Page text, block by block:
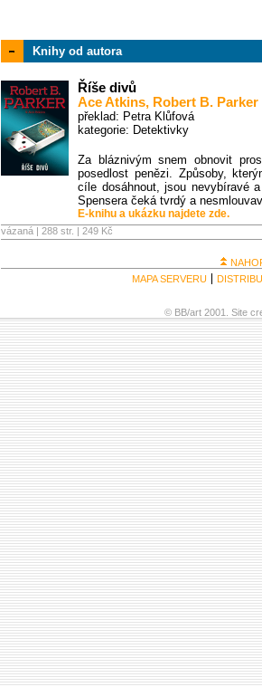
Knihy od autora
Říše divů
Ace Atkins, Robert B. Parker
překlad: Petra Klůfová
kategorie: Detektivky
Za bláznivým snem obnovit
posedlost penězi. Způsoby,
cíle dosáhnout, jsou nevybíravé
Spensera čeká tvrdý a
E-knihu a ukázku najdete zde.
vázaná | 288 str. | 249 Kč
MAPA SERVERU
© BB/art 2001. Site